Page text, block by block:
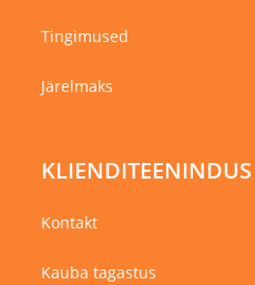
Tingimused
Järelmaks
KLIENDITEENINDUS
Kontakt
Kauba tagastus